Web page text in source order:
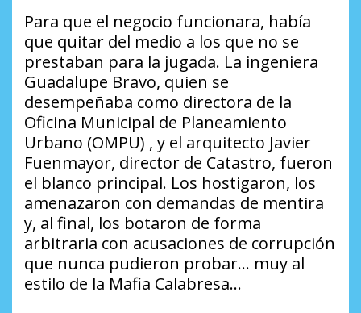
​Para que el negocio funcionara, había
que quitar del medio a los que no se
prestaban para la jugada. La ingeniera
Guadalupe Bravo, quien se
desempeñaba como directora de la
Oficina Municipal de Planeamiento
Urbano (OMPU) , y el arquitecto Javier
Fuenmayor, director de Catastro, fueron
el blanco principal. Los hostigaron, los
amenazaron con demandas de mentira
y, al final, los botaron de forma
arbitraria con acusaciones de corrupción
que nunca pudieron probar… muy al
estilo de la Mafia Calabresa…